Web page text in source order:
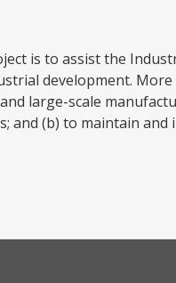
is to assist the
development.
large-scale
and (b) to maintain and